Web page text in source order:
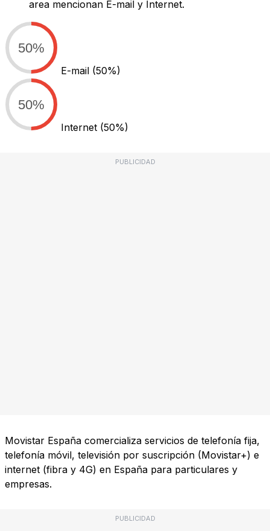
area mencionan E-mail y Internet.
50%
E-mail (50%)
50%
Internet (50%)
PUBLICIDAD
Movistar España comercializa servicios de telefonía fija,
telefonía móvil, televisión por suscripción (Movistar+) e
internet (fibra y 4G) en España para particulares y
empresas.
PUBLICIDAD